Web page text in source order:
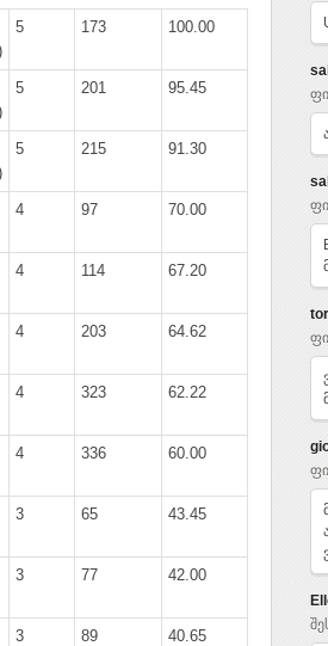
5 173 100.00
5 201 95.45
5 215 91.30
4 97 70.00
4 114 67.20
4 203 64.62
4 323 62.22
4 336 60.00
3 65 43.45
3 77 42.00
3 89 40.65